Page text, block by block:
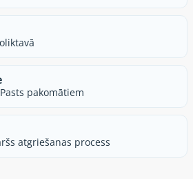
pakomātiem
atgriešanas process